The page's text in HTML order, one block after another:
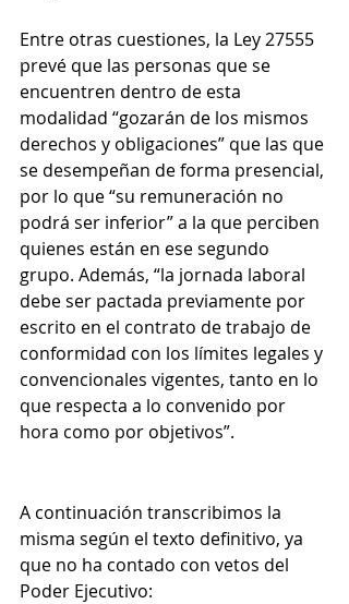
Entre otras cuestiones, la Ley 27555
prevé que las personas que se
encuentren dentro de esta
modalidad “gozarán de los mismos
derechos y obligaciones” que las que
se desempeñan de forma presencial,
por lo que “su remuneración no
podrá ser inferior” a la que perciben
quienes están en ese segundo
grupo. Además, “la jornada laboral
debe ser pactada previamente por
escrito en el contrato de trabajo de
conformidad con los límites legales y
convencionales vigentes, tanto en lo
que respecta a lo convenido por
hora como por objetivos”.
A continuación transcribimos la
misma según el texto definitivo, ya
que no ha contado con vetos del
Poder Ejecutivo: